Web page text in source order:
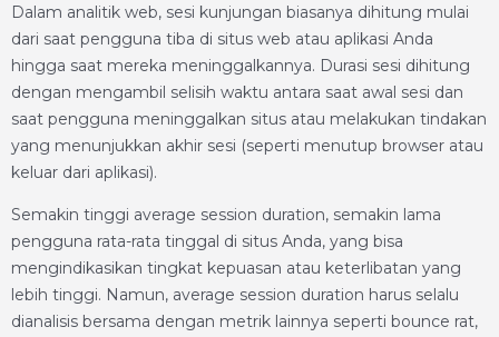
Dalam analitik web, sesi kunjungan biasanya dihitung mulai
dari saat pengguna tiba di situs web atau aplikasi Anda
hingga saat mereka meninggalkannya. Durasi sesi dihitung
dengan mengambil selisih waktu antara saat awal sesi dan
saat pengguna meninggalkan situs atau melakukan tindakan
yang menunjukkan akhir sesi (seperti menutup browser atau
keluar dari aplikasi).
Semakin tinggi average session duration, semakin lama
pengguna rata-rata tinggal di situs Anda, yang bisa
mengindikasikan tingkat kepuasan atau keterlibatan yang
lebih tinggi. Namun, average session duration harus selalu
dianalisis bersama dengan metrik lainnya seperti bounce rat,